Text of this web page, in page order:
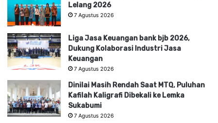
Lelang 2026
7 Agustus 2026
Liga Jasa Keuangan bank bjb 2026,
Dukung Kolaborasi Industri Jasa
Keuangan
7 Agustus 2026
Dinilai Masih Rendah Saat MTQ, Puluhan
Kafilah Kaligrafi Dibekali ke Lemka
Sukabumi
7 Agustus 2026